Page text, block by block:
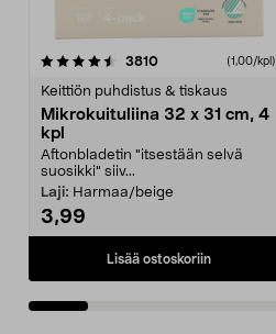
3810arvostelut (1,00/kpl)
Keittiön puhdistus & tiskaus
Mikrokuituliina 32 x 31 cm, 4
kpl
Aftonbladetin "itsestään selvä
suosikki" siiv...
Laji: Harmaa/beige
3,99
Lisää ostoskoriin
4.5viidestä